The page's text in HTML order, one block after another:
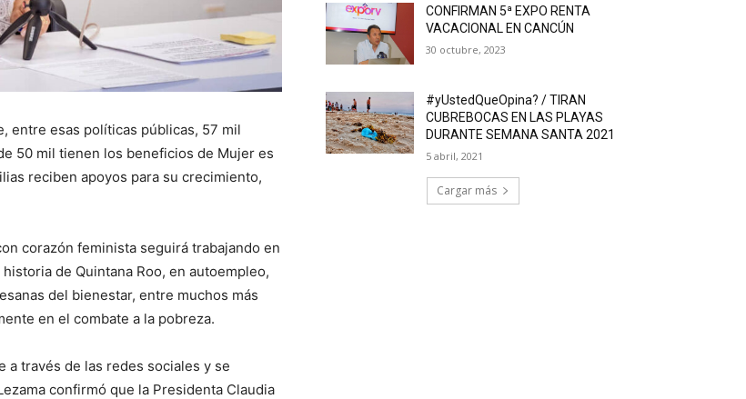
entre esas políticas públicas, 57 mil
50 mil tienen los beneficios de Mujer es
reciben apoyos para su crecimiento,
corazón feminista seguirá trabajando en
de Quintana Roo, en autoempleo,
del bienestar, entre muchos más
en el combate a la pobreza.
a través de las redes sociales y se
confirmó que la Presidenta Claudia
CONFIRMAN 5ª EXPO RENTA
VACACIONAL EN CANCÚN
30 octubre, 2023
#yUstedQueOpina? / TIRAN
CUBREBOCAS EN LAS PLAYAS
DURANTE SEMANA SANTA 2021
5 abril, 2021
Cargar más